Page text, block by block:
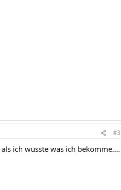
#3
ich wusste was ich bekomme....